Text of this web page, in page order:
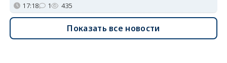
17:18 1 435
Показать все новости